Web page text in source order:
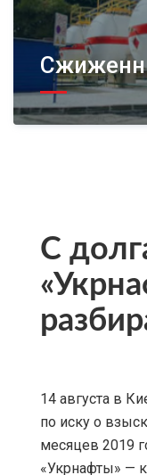
С
14 августа в
по иску о
месяцев 2019
«Укрнафты» —